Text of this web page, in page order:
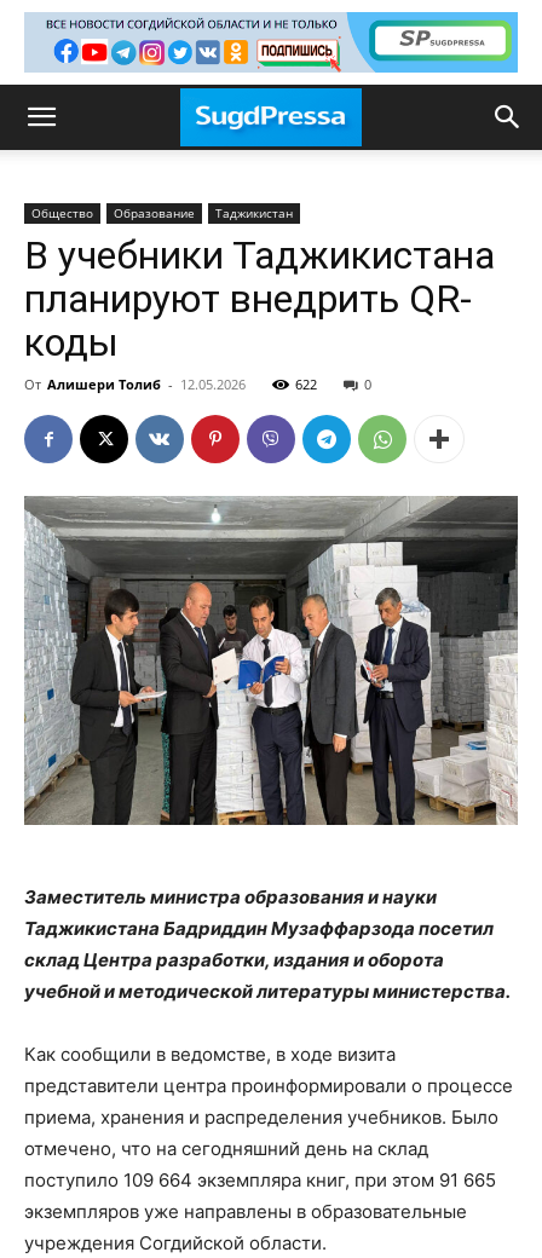
Общество Образование Таджикистан
В учебники Таджикистана
планируют внедрить QR-
коды
От Алишери Толиб - 12.05.2026 622 0
Заместитель министра образования и науки
Таджикистана Бадриддин Музаффарзода посетил
склад Центра разработки, издания и оборота
учебной и методической литературы министерства.
Как сообщили в ведомстве, в ходе визита
представители центра проинформировали о процессе
приема, хранения и распределения учебников. Было
отмечено, что на сегодняшний день на склад
поступило 109 664 экземпляра книг, при этом 91 665
экземпляров уже направлены в образовательные
учреждения Согдийской области.